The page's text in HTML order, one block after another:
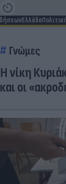
Ελλάδα
Γνώμες
Η νίκη
και οι